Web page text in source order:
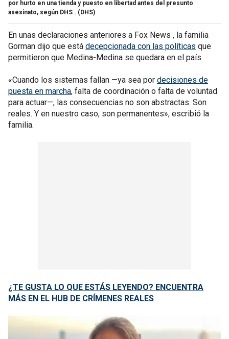
por hurto en una tienda y puesto en libertad antes del presunto
asesinato, según DHS . (DHS)
En unas declaraciones anteriores a Fox News , la familia
Gorman dijo que está decepcionada con las políticas que
permitieron que Medina-Medina se quedara en el país.
«Cuando los sistemas fallan —ya sea por decisiones de
puesta en marcha, falta de coordinación o falta de voluntad
para actuar—, las consecuencias no son abstractas. Son
reales. Y en nuestro caso, son permanentes», escribió la
familia.
¿TE GUSTA LO QUE ESTÁS LEYENDO? ENCUENTRA
MÁS EN EL HUB DE CRÍMENES REALES